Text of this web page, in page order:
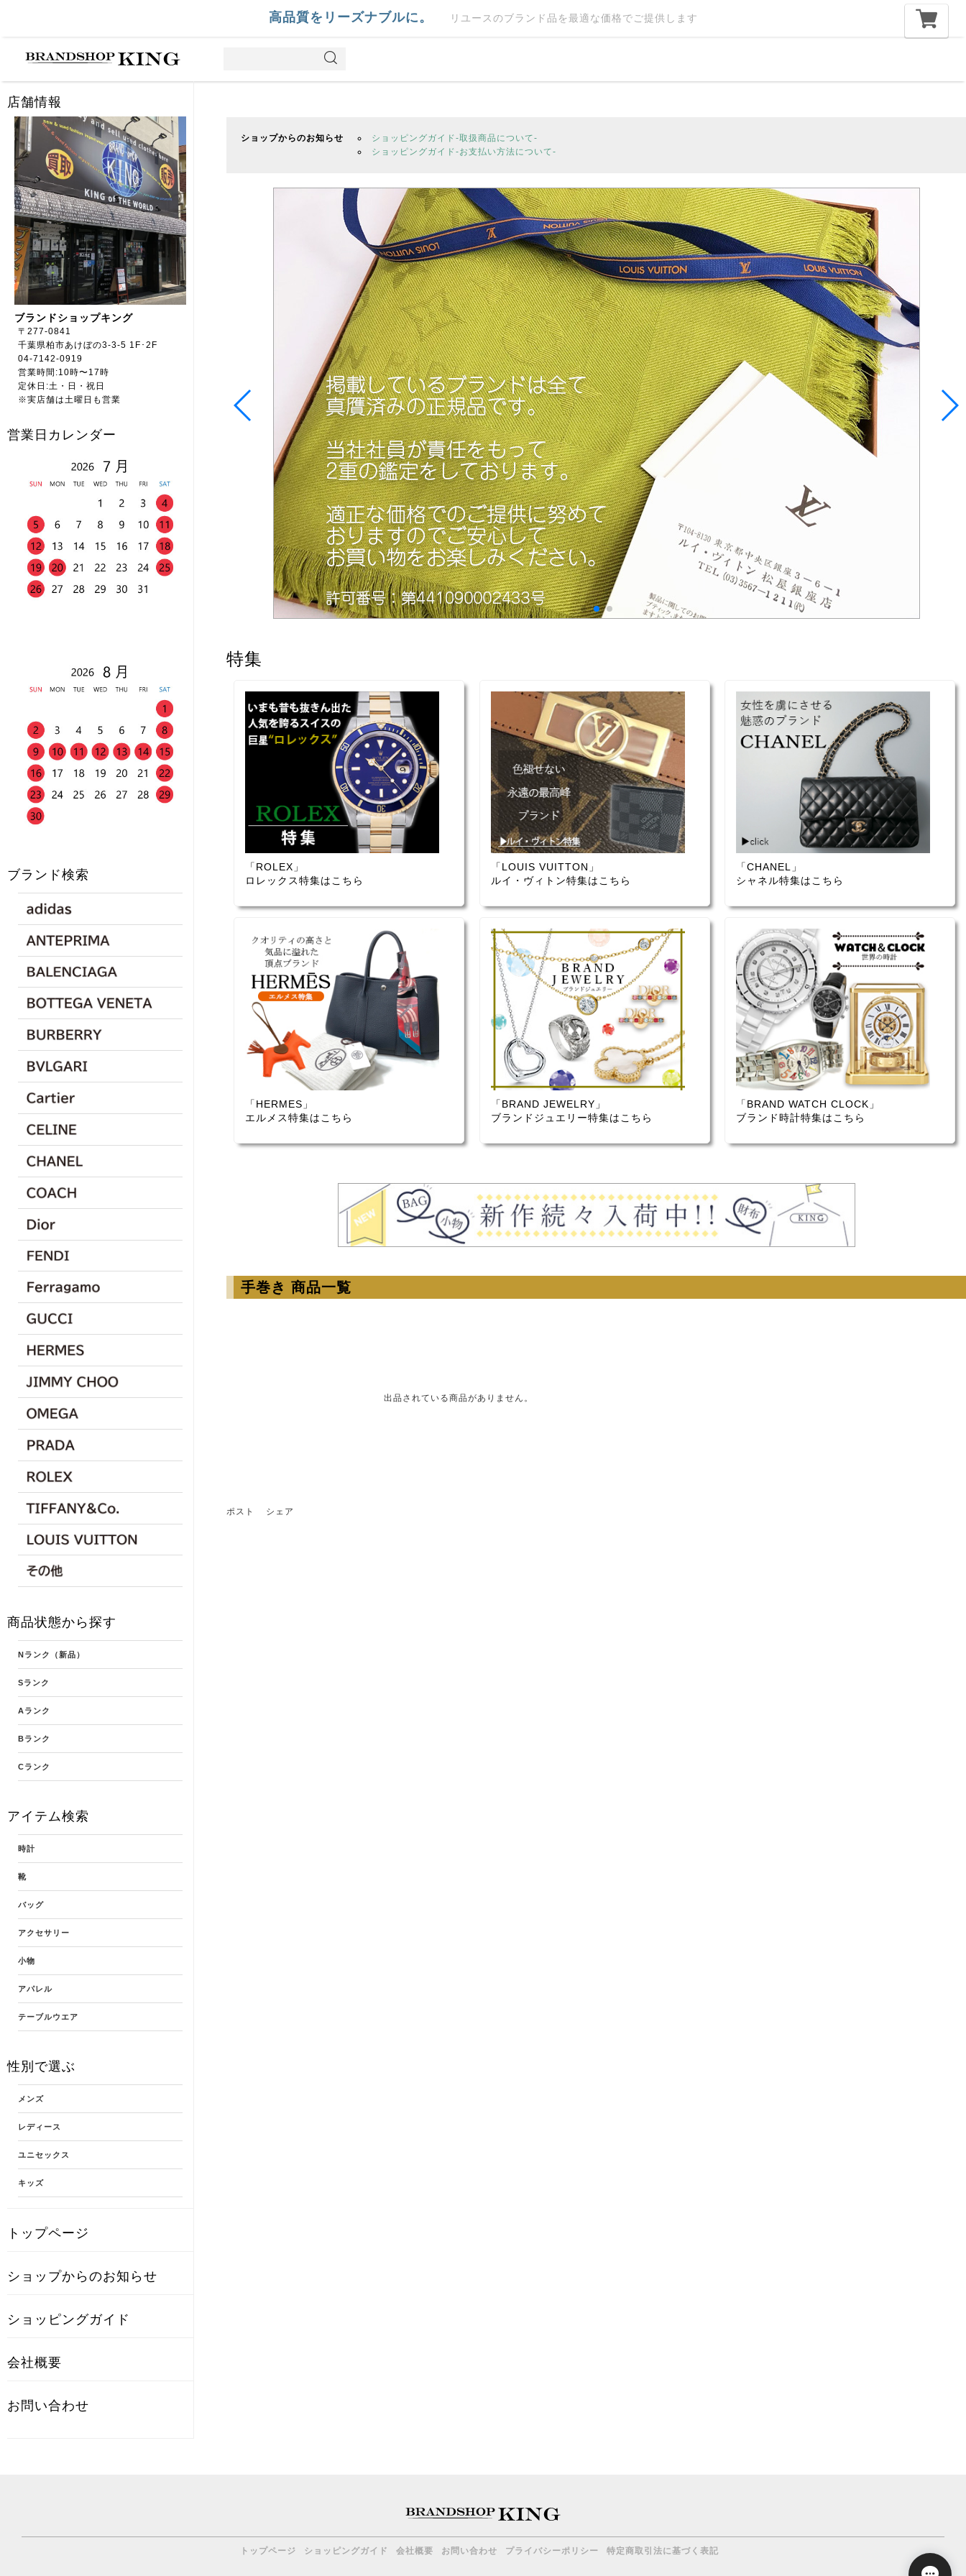
高品質をリーズナブルに。 リユースのブランド品を最適な価格でご提供します
店舗情報
ブランドショップキング
〒277-0841
千葉県柏市あけぼの3-3-5 1F･2F
04-7142-0919
営業時間:10時〜17時
定休日:土・日・祝日
※実店舗は土曜日も営業
営業日カレンダー
ブランド検索
商品状態から探す
Nランク（新品）
Sランク
Aランク
Bランク
Cランク
アイテム検索
時計
靴
バッグ
アクセサリー
小物
アパレル
テーブルウエア
性別で選ぶ
メンズ
レディース
ユニセックス
キッズ
トップページ
ショップからのお知らせ
ショッピングガイド
会社概要
お問い合わせ
ショップからのお知らせ
ショッピングガイド-取扱商品について-
ショッピングガイド-お支払い方法について-
特集
「ROLEX」
ロレックス特集はこちら
「LOUIS VUITTON」
ルイ・ヴィトン特集はこちら
「CHANEL」
シャネル特集はこちら
「HERMES」
エルメス特集はこちら
「BRAND JEWELRY」
ブランドジュエリー特集はこちら
「BRAND WATCH CLOCK」
ブランド時計特集はこちら
手巻き 商品一覧
出品されている商品がありません。
シェア
ポスト
トップページ ショッピングガイド 会社概要 お問い合わせ プライバシーポリシー 特定商取引法に基づく表記